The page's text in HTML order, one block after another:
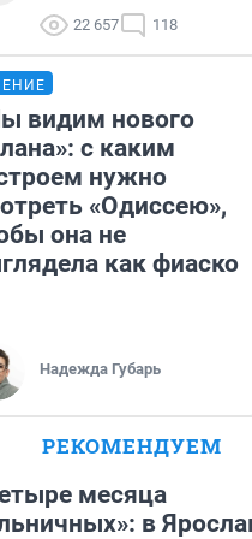
22 657 118
видим нового
с каким
нужно
«Одиссею»,
она не
как фиаско
Надежда Губарь
РЕКОМЕНДУЕМ
месяца
в